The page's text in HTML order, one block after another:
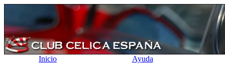
Inicio Ayuda